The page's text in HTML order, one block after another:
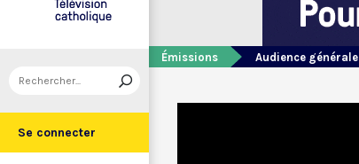
Se connecter
Émissions Audience générale